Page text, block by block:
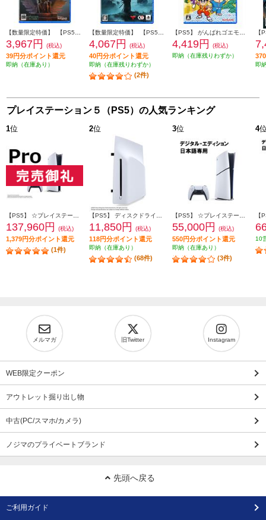
【数量限定特価】 【PS5】 ディサイプルズ ドミネーション デラックスエディション
3,967円 (税込)
39円分ポイント還元
即納（在庫あり）
【数量限定特価】 【PS5】 Rise of the Ronin(ライズ・オブ・ローニン) 通常版
4,067円 (税込)
40円分ポイント還元
即納（在庫残りわずか）
(2件)
【PS5】 がんばれゴエモン大集合！
4,419円
(税込)
即納（在庫残りわずか）
即
プレイステーション５（PS5）の人気ランキング
1位
【PS5】 ☆プレイステーション5 Pro本体（N）
137,960円 (税込)
1,379円分ポイント還元
(1件)
2位
【PS5】 ディスクドライブ(Slimモデル用)
11,850円 (税込)
118円分ポイント還元
即納（在庫あり）
(68件)
3位
【PS5】 ☆プレイステーション5本体 デジタル・エディション 日本語専用 Console Language: Japanese only
55,000円 (税込)
550円分ポイント還元
即納（在庫あり）
(3件)
4
10
メルマガ 旧Twitter Instagram
WEB限定クーポン
アウトレット掘り出し物
中古(PC/スマホ/カメラ)
ノジマのプライベートブランド
先頭へ戻る
ご利用ガイド